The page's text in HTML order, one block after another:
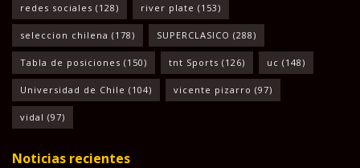
redes sociales (128) river plate (153)
seleccion chilena (178) SUPERCLASICO (288)
Tabla de posiciones (150) tnt Sports (126) uc (148)
Universidad de Chile (104) vicente pizarro (97)
vidal (97)
Noticias recientes